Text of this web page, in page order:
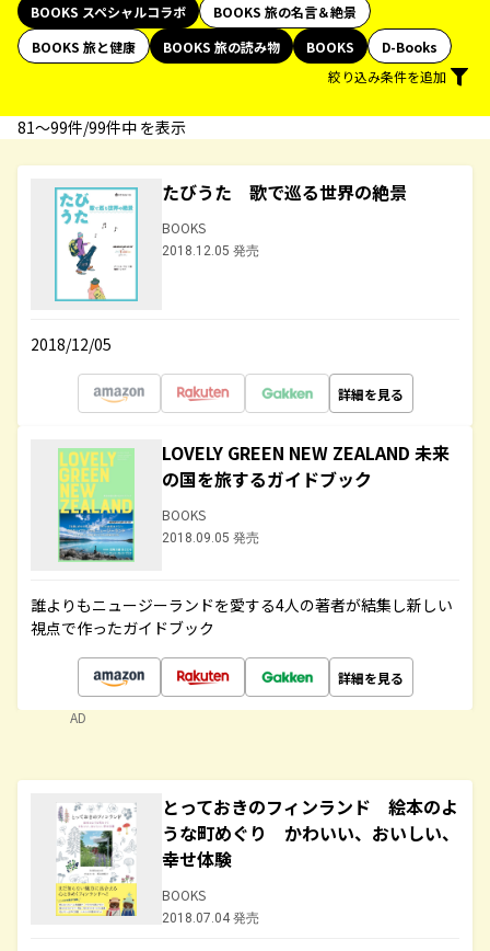
BOOKS スペシャルコラボ
BOOKS 旅の名言＆絶景
BOOKS 旅と健康
BOOKS 旅の読み物 BOOKS
D-Books
絞り込み条件を追加
81〜99件/99件中 を表示
たびうた 歌で巡る世界の絶景
BOOKS
2018.12.05 発売
2018/12/05
詳細を見る
LOVELY GREEN NEW ZEALAND 未来
の国を旅するガイドブック
BOOKS
2018.09.05 発売
誰よりもニュージーランドを愛する4人の著者が結集し新しい
視点で作ったガイドブック
詳細を見る
AD
とっておきのフィンランド 絵本のよ
うな町めぐり かわいい、おいしい、
幸せ体験
BOOKS
2018.07.04 発売